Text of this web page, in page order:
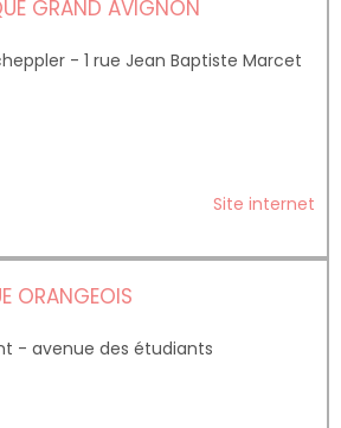
GRAND AVIGNON
- 1 rue Jean Baptiste Marcet
Site internet
ORANGEOIS
- avenue des étudiants